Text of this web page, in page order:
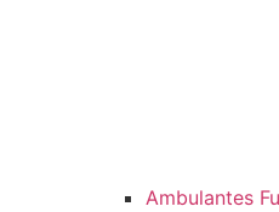
Ambulantes